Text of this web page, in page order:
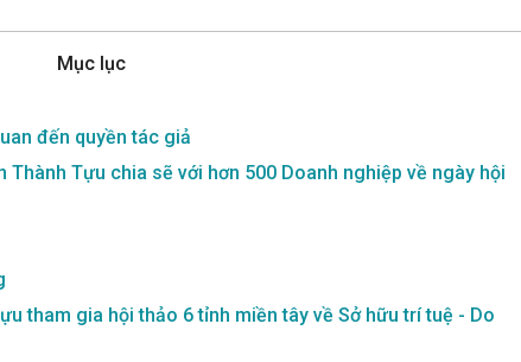
Mục lục
đến quyền tác giả
Thành Tựu chia sẽ với hơn 500 Doanh nghiệp về ngày hội
tham gia hội thảo 6 tỉnh miền tây về Sở hữu trí tuệ - Do